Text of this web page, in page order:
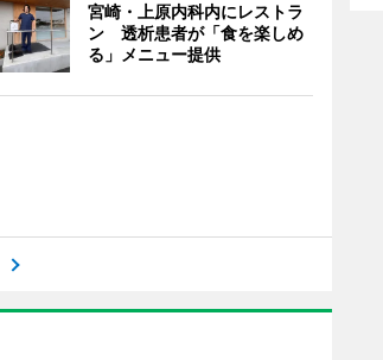
宮崎・上原内科内にレストラ
ン 透析患者が「食を楽しめ
る」メニュー提供